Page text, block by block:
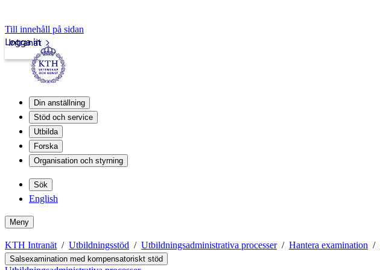
Till innehåll på sidan
Intranät
Logga in
Din anställning
Stöd och service
Utbilda
Forska
Organisation och styrning
Sök
English
Meny
KTH Intranät Utbildningsstöd Utbildningsadministrativa processer Hantera examination
Salsexamination med kompensatoriskt stöd